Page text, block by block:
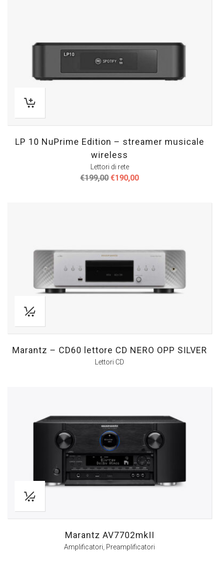
LP 10 NuPrime Edition – streamer musicale
wireless
Lettori di rete
€199,00 Il
€190,00Il
Marantz – CD60 lettore CD NERO OPP SILVER
Lettori CD
Marantz AV7702mkII
Amplificatori Preamplificatori